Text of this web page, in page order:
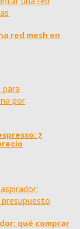
red mesh en
7
qué comprar